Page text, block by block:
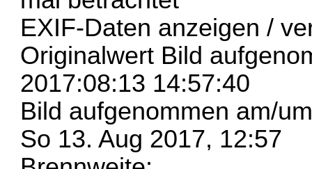
EXIF-Daten anzeigen /
Originalwert Bild
2017:08:13 14:57:40
Bild aufgenommen am/
So 13. Aug 2017, 12:57